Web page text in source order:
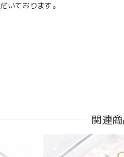
いております。
関連